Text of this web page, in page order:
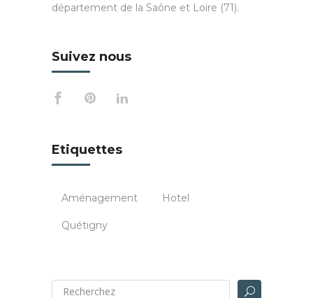
département de la Saône et Loire (71).
Suivez nous
Etiquettes
Aménagement Hotel
Quétigny